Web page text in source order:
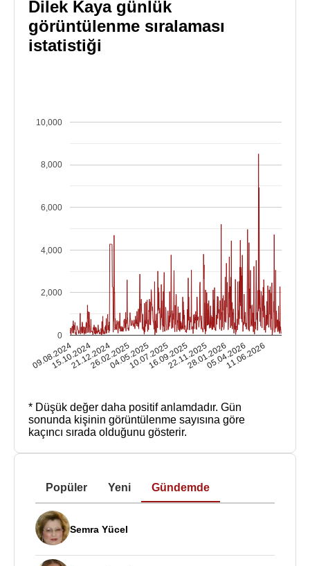
Dilek Kaya günlük
görüntülenme sıralaması
istatistiği
09.08.2024
15.10.2024
21.12.2024
26.02.2025
04.05.2025
10.07.2025
16.09.2025
22.11.2025
28.01.2026
05.04.2026
11.06.2026
0
2,000
4,000
6,000
8,000
10,000
* Düşük değer daha positif anlamdadır. Gün
sonunda kişinin görüntülenme sayısına göre
kaçıncı sırada olduğunu gösterir.
Popüler Yeni Gündemde
Semra Yücel